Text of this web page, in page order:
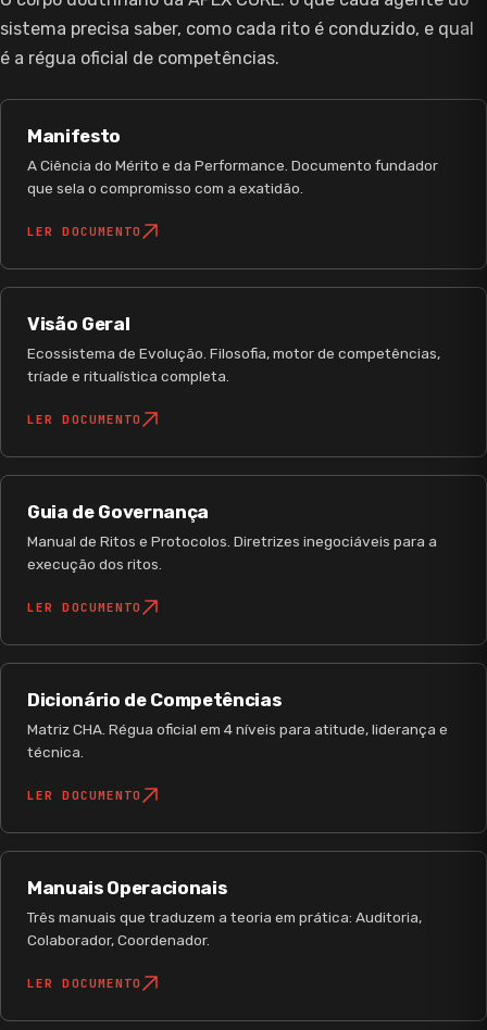
sistema precisa saber, como cada rito é conduzido, e qual
é a régua oficial de competências.
Manifesto
A Ciência do Mérito e da Performance. Documento fundador
que sela o compromisso com a exatidão.
LER DOCUMENTO
Visão Geral
Ecossistema de Evolução. Filosofia, motor de competências,
tríade e ritualística completa.
LER DOCUMENTO
Guia de Governança
Manual de Ritos e Protocolos. Diretrizes inegociáveis para a
execução dos ritos.
LER DOCUMENTO
Dicionário de Competências
Matriz CHA. Régua oficial em 4 níveis para atitude, liderança e
técnica.
LER DOCUMENTO
Manuais Operacionais
Três manuais que traduzem a teoria em prática: Auditoria,
Colaborador, Coordenador.
LER DOCUMENTO